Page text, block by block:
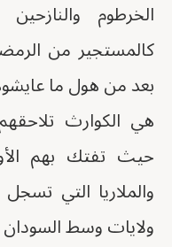
الخرطوم
كالمستجير من
بعد من هول ما
هي الكوارث
حيث تفتك بهم
والملاريا التي
ولايات وسط